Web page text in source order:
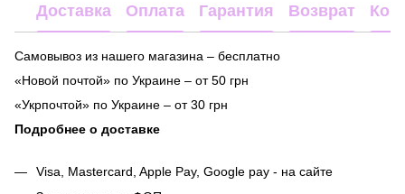
Доставка Оплата Гарантия Возврат
Самовывоз из нашего магазина – бесплатно
«Новой почтой» по Украине – от 50 грн
«Укрпочтой» по Украине – от 30 грн
Подробнее о доставке
Visa, Mastercard, Apple Pay, Google pay - на сайте